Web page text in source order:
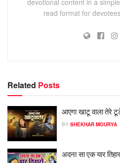
read format for
Related Posts
आएगा खाटू वाला तेरे
BY SHEKHAR MOURYA
अदना सा एक यार